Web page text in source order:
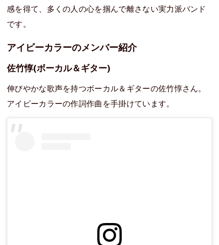
感を得て、多くの人の心を掴んで離さない実力派バンド
です。
アイビーカラーのメンバー紹介
佐竹惇(ボーカル＆ギター)
伸びやかな歌声を持つボーカル＆ギターの佐竹惇さん。
アイビーカラーの作詞作曲を手掛けています。